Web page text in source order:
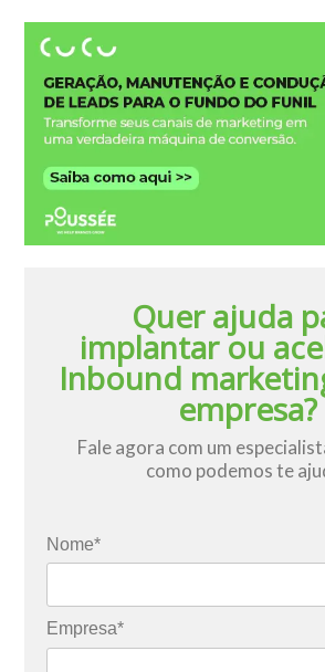
Quer ajuda
implantar ou
Inbound
empresa?
Fale agora com um
como podemos te
Nome*
Empresa*